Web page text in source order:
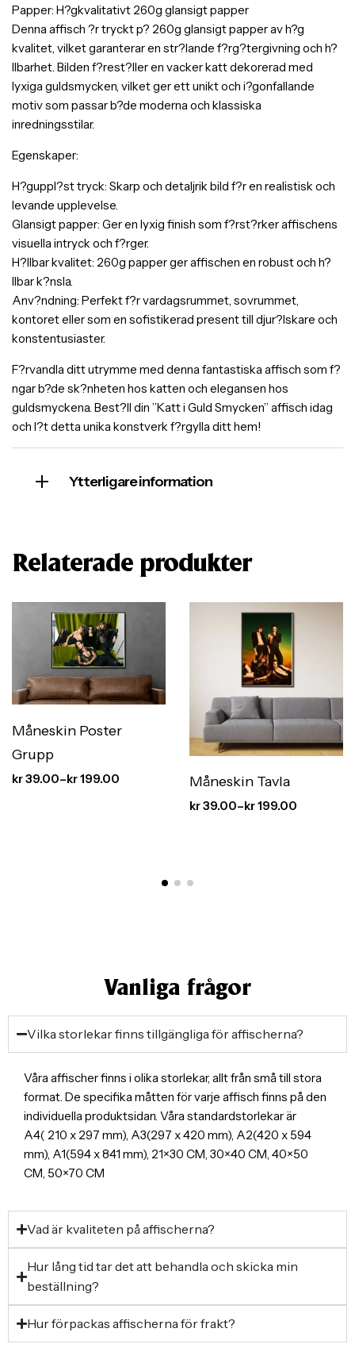
Papper: H?gkvalitativt 260g glansigt papper
Denna affisch ?r tryckt p? 260g glansigt papper av h?g
kvalitet, vilket garanterar en str?lande f?rg?tergivning och h?
llbarhet. Bilden f?rest?ller en vacker katt dekorerad med
lyxiga guldsmycken, vilket ger ett unikt och i?gonfallande
motiv som passar b?de moderna och klassiska
inredningsstilar.
Egenskaper:
H?guppl?st tryck: Skarp och detaljrik bild f?r en realistisk och
levande upplevelse.
Glansigt papper: Ger en lyxig finish som f?rst?rker affischens
visuella intryck och f?rger.
H?llbar kvalitet: 260g papper ger affischen en robust och h?
llbar k?nsla.
Anv?ndning: Perfekt f?r vardagsrummet, sovrummet,
kontoret eller som en sofistikerad present till djur?lskare och
konstentusiaster.
F?rvandla ditt utrymme med denna fantastiska affisch som f?
ngar b?de sk?nheten hos katten och elegansen hos
guldsmyckena. Best?ll din ”Katt i Guld Smycken” affisch idag
och l?t detta unika konstverk f?rgylla ditt hem!
Ytterligare information
Relaterade produkter
Måneskin Poster
Grupp
kr39.00–kr199.00 Måneskin Tavla
kr39.00–kr199.00
Vanliga frågor
Vilka storlekar finns tillgängliga för affischerna?
Våra affischer finns i olika storlekar, allt från små till stora
format. De specifika måtten för varje affisch finns på den
individuella produktsidan. Våra standardstorlekar är
A4( 210 x 297 mm), A3(297 x 420 mm), A2(420 x 594
mm), A1(594 x 841 mm), 21×30 CM, 30×40 CM, 40×50
CM, 50×70 CM
Vad är kvaliteten på affischerna?
Hur lång tid tar det att behandla och skicka min
beställning?
Hur förpackas affischerna för frakt?